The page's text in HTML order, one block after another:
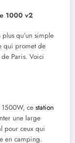
1000 v2
qu’un simple
qui promet de
Paris. Voici
ce station
une large
pour ceux qui
en camping.